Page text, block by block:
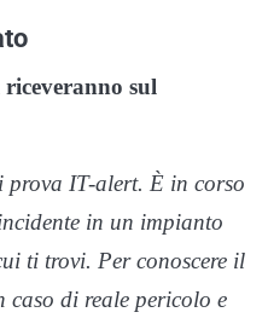
sul
prova IT-alert. È in corso
in un impianto
ti trovi. Per conoscere il
caso di reale pericolo e